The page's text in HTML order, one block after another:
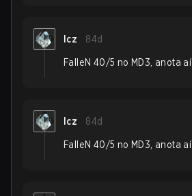
lcz 84d
FalleN 40/5 no MD3, anota aí
lcz 84d
FalleN 40/5 no MD3, anota aí